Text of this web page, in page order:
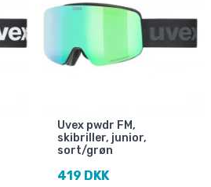
Uvex pwdr FM,
skibriller, junior,
sort/grøn
419 DKK